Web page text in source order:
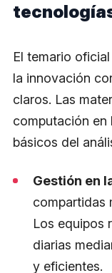
El temario
la innovación
claros. Las
computación en
básicos del
Gestión en
compartidas
Los equipos
diarias
y eficientes.